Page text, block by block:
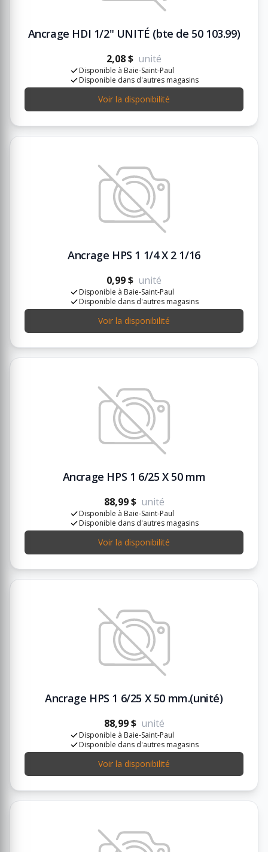
Ancrage HDI 1/2" UNITÉ (bte de 50 103.99)
2,08 $ unité
Disponible à Baie-Saint-Paul
Disponible dans d'autres magasins
Voir la disponibilité
Ancrage HPS 1 1/4 X 2 1/16
0,99 $ unité
Disponible à Baie-Saint-Paul
Disponible dans d'autres magasins
Voir la disponibilité
Ancrage HPS 1 6/25 X 50 mm
88,99 $ unité
Disponible à Baie-Saint-Paul
Disponible dans d'autres magasins
Voir la disponibilité
Ancrage HPS 1 6/25 X 50 mm.(unité)
88,99 $ unité
Disponible à Baie-Saint-Paul
Disponible dans d'autres magasins
Voir la disponibilité